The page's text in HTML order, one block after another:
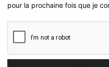
pour la prochaine fois que je